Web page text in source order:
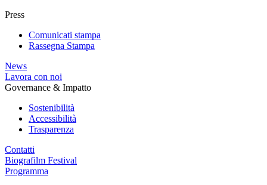
Press
Comunicati stampa
Rassegna Stampa
News
Lavora con noi
Governance & Impatto
Sostenibilità
Accessibilità
Trasparenza
Contatti
Biografilm Festival
Programma